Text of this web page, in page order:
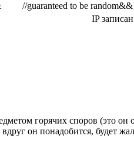
//guaranteed to be
IP записан
горячих споров (это
он понадобится, будет